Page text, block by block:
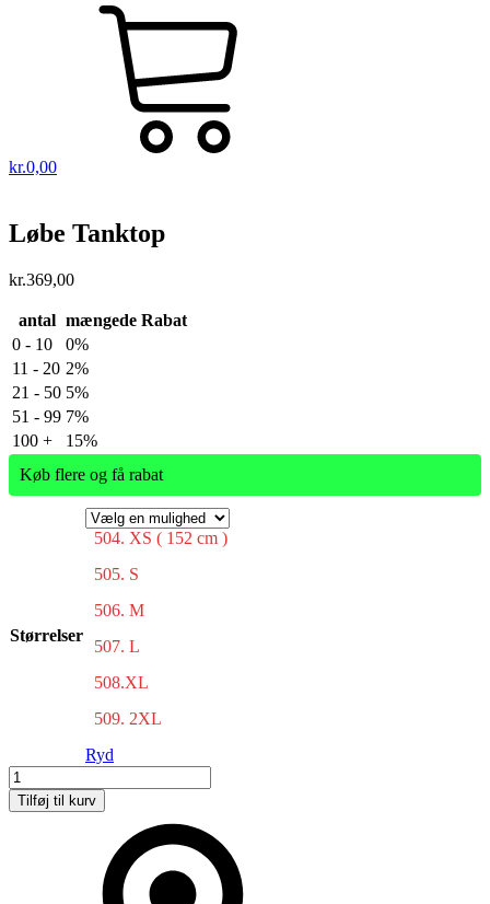
kr.0,00
Løbe Tanktop
kr.369,00
antal mængede Rabat
0 - 10
0%
11 - 20 2%
21 - 50 5%
51 - 99 7%
100 +
15%
Køb flere og få rabat
Størrelser
504. XS ( 152 cm )
505. S
506. M
507. L
508.XL
509. 2XL
Ryd
Løbe
Tanktop
antal
Tilføj til kurv